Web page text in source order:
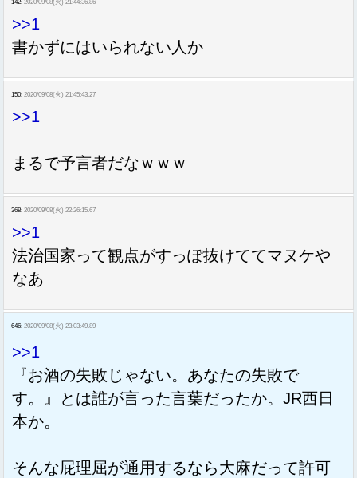
142: 2020/09/08(火) 21:44:36.86
>>1
書かずにはいられない人か
150: 2020/09/08(火) 21:45:43.27
>>1
まるで予言者だなｗｗｗ
368: 2020/09/08(火) 22:26:15.67
>>1
法治国家って観点がすっぽ抜けててマヌケや
なあ
646: 2020/09/08(火) 23:03:49.89
>>1
『お酒の失敗じゃない。あなたの失敗で
す。』とは誰が言った言葉だったか。JR西日
本か。
そんな屁理屈が通用するなら大麻だって許可